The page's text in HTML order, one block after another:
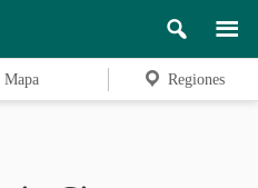
Mapa Regiones